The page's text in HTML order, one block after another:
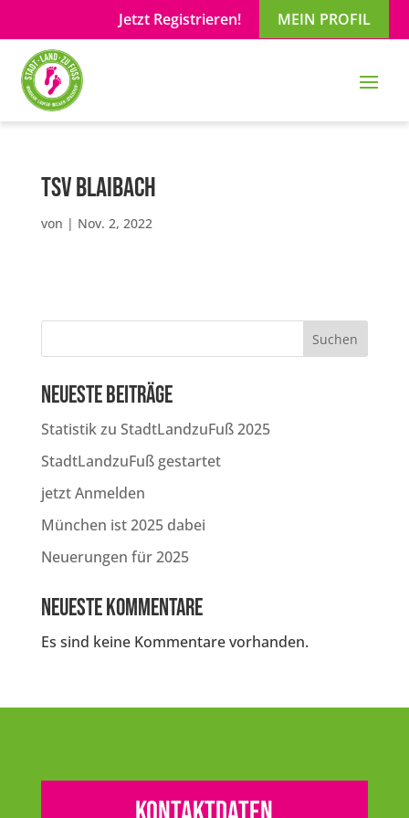
Jetzt Registrieren! MEIN PROFIL
TSV Blaibach
von | Nov. 2, 2022
Suchen
Neueste Beiträge
Statistik zu StadtLandzuFuß 2025
StadtLandzuFuß gestartet
jetzt Anmelden
München ist 2025 dabei
Neuerungen für 2025
Neueste Kommentare
Es sind keine Kommentare vorhanden.